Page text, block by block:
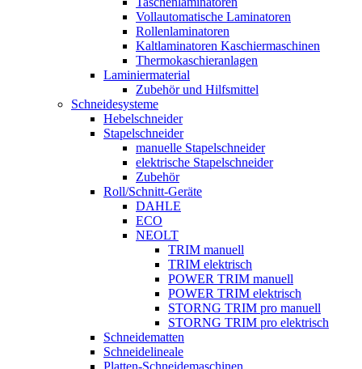
Vollautomatische Laminatoren
Rollenlaminatoren
Kaltlaminatoren Kaschiermaschinen
Thermokaschieranlagen
Laminiermaterial
Zubehör und Hilfsmittel
Schneidesysteme
Hebelschneider
Stapelschneider
manuelle Stapelschneider
elektrische Stapelschneider
Zubehör
Roll/Schnitt-Geräte
DAHLE
ECO
NEOLT
TRIM manuell
TRIM elektrisch
POWER TRIM manuell
POWER TRIM elektrisch
STORNG TRIM pro manuell
STORNG TRIM pro elektrisch
Schneidematten
Schneidelineale
Platten-Schneidemaschinen